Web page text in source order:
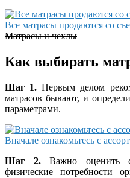
Все матрасы продаются со
Матрасы и чехлы
Как выбирать
Шаг 1. Первым делом
матрасов бывают, и
параметрами.
Вначале ознакомьтесь с
Шаг 2.Важно оценить
физические потребности